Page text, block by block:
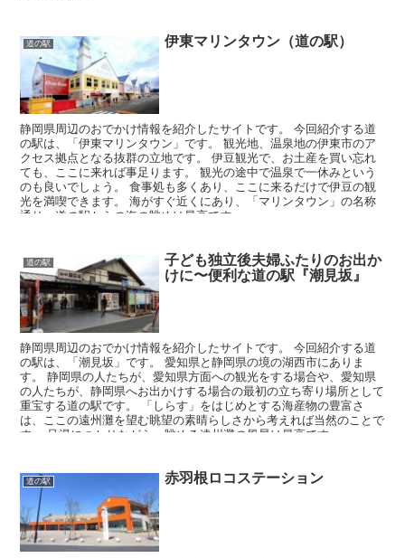
道の駅 伊東マリンタウン（道の駅）
静岡県周辺のおでかけ情報を紹介したサイトです。 今回紹介する道
の駅は、「伊東マリンタウン」です。 観光地、温泉地の伊東市のア
クセス拠点となる抜群の立地です。 伊豆観光で、お土産を買い忘れ
ても、ここに来れば事足ります。 観光の途中で温泉で一休みという
のも良いでしょう。 食事処も多くあり、ここに来るだけで伊豆の観
光を満喫できます。 海がすぐ近くにあり、「マリンタウン」の名称
通り、道の駅からの海の眺めは最高です。
道の駅
子ども独立後夫婦ふたりのお出か
けに〜便利な道の駅『潮見坂』
静岡県周辺のおでかけ情報を紹介したサイトです。 今回紹介する道
の駅は、「潮見坂」です。 愛知県と静岡県の境の湖西市にありま
す。 静岡県の人たちが、愛知県方面への観光をする場合や、愛知県
の人たちが、静岡県へお出かけする場合の最初の立ち寄り場所として
重宝する道の駅です。 「しらす」をはじめとする海産物の豊富さ
は、ここの遠州灘を望む眺望の素晴らしさから考えれば当然のことで
す。 足湯につかりながら、眺める遠州灘の風景は最高です。
道の駅 赤羽根ロコステーション